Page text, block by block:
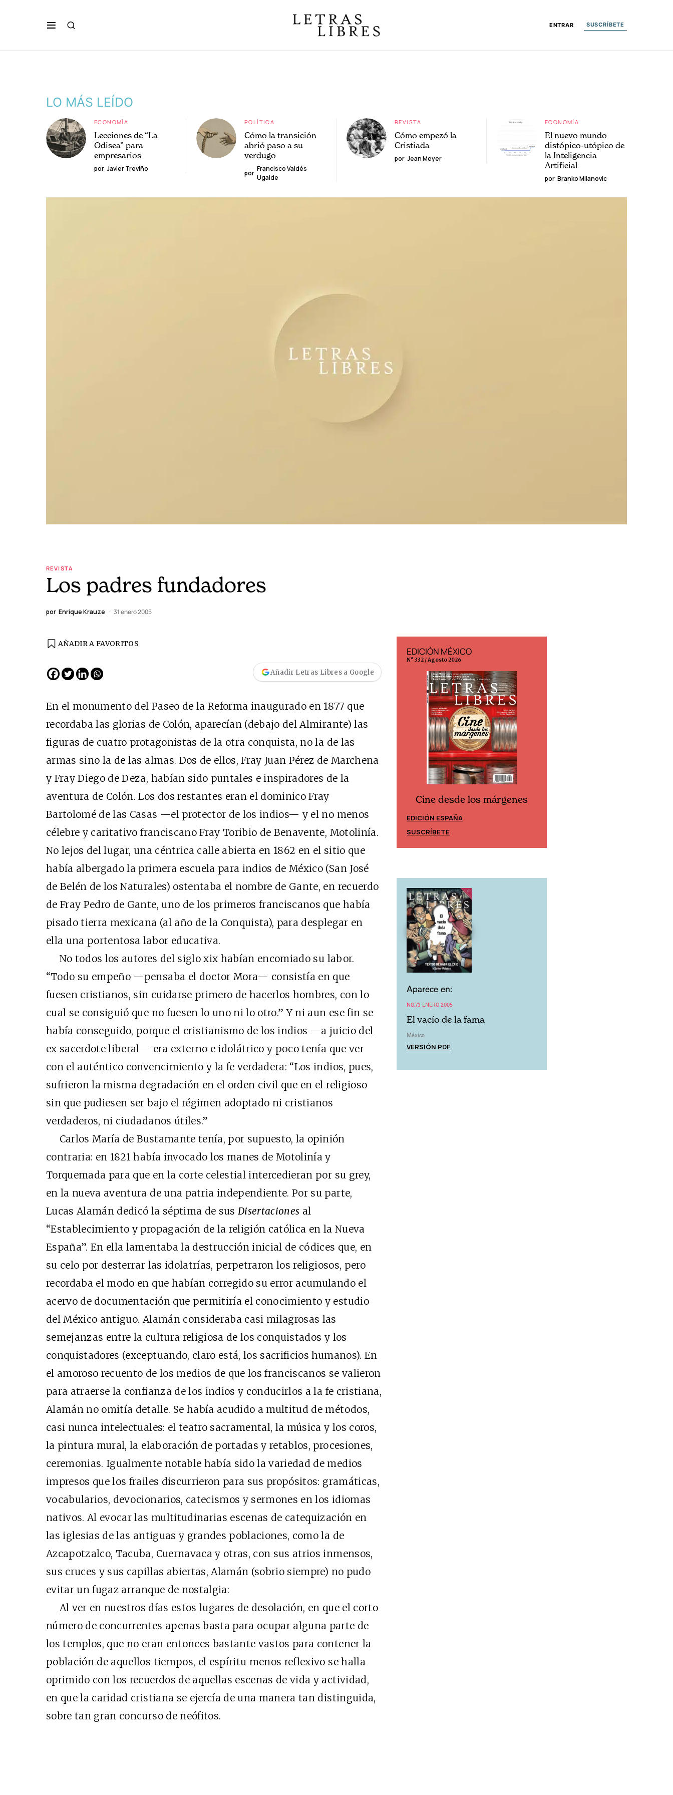
ENTRAR SUSCRÍBETE
LO MÁS LEÍDO
ECONOMÍA
Lecciones de “La
Odisea” para
empresarios
por Javier Treviño
POLÍTICA
Cómo la transición
abrió paso a su
verdugo
por
Francisco Valdés
Ugalde
REVISTA
Cómo empezó la
Cristiada
por Jean Meyer
ECONOMÍA
El nuevo mundo
distópico-utópico de
la Inteligencia
Artificial
por Branko Milanovic
REVISTA
Los padres fundadores
por Enrique Krauze 31 enero 2005
AÑADIR A FAVORITOS
Añadir Letras Libres a Google
En el monumento del Paseo de la Reforma inaugurado en 1877 que
recordaba las glorias de Colón, aparecían (debajo del Almirante) las
figuras de cuatro protagonistas de la otra conquista, no la de las
armas sino la de las almas. Dos de ellos, Fray Juan Pérez de Marchena
y Fray Diego de Deza, habían sido puntales e inspiradores de la
aventura de Colón. Los dos restantes eran el dominico Fray
Bartolomé de las Casas —el protector de los indios— y el no menos
célebre y caritativo franciscano Fray Toribio de Benavente, Motolinía.
No lejos del lugar, una céntrica calle abierta en 1862 en el sitio que
había albergado la primera escuela para indios de México (San José
de Belén de los Naturales) ostentaba el nombre de Gante, en recuerdo
de Fray Pedro de Gante, uno de los primeros franciscanos que había
pisado tierra mexicana (al año de la Conquista), para desplegar en
ella una portentosa labor educativa.
No todos los autores del siglo xix habían encomiado su labor.
“Todo su empeño —pensaba el doctor Mora— consistía en que
fuesen cristianos, sin cuidarse primero de hacerlos hombres, con lo
cual se consiguió que no fuesen lo uno ni lo otro.” Y ni aun ese fin se
había conseguido, porque el cristianismo de los indios —a juicio del
ex sacerdote liberal— era externo e idolátrico y poco tenía que ver
con el auténtico convencimiento y la fe verdadera: “Los indios, pues,
sufrieron la misma degradación en el orden civil que en el religioso
sin que pudiesen ser bajo el régimen adoptado ni cristianos
verdaderos, ni ciudadanos útiles.”
Carlos María de Bustamante tenía, por supuesto, la opinión
contraria: en 1821 había invocado los manes de Motolinía y
Torquemada para que en la corte celestial intercedieran por su grey,
en la nueva aventura de una patria independiente. Por su parte,
Lucas Alamán dedicó la séptima de sus Disertaciones al
“Establecimiento y propagación de la religión católica en la Nueva
España”. En ella lamentaba la destrucción inicial de códices que, en
su celo por desterrar las idolatrías, perpetraron los religiosos, pero
recordaba el modo en que habían corregido su error acumulando el
acervo de documentación que permitiría el conocimiento y estudio
del México antiguo. Alamán consideraba casi milagrosas las
semejanzas entre la cultura religiosa de los conquistados y los
conquistadores (exceptuando, claro está, los sacrificios humanos). En
el amoroso recuento de los medios de que los franciscanos se valieron
para atraerse la confianza de los indios y conducirlos a la fe cristiana,
Alamán no omitía detalle. Se había acudido a multitud de métodos,
casi nunca intelectuales: el teatro sacramental, la música y los coros,
la pintura mural, la elaboración de portadas y retablos, procesiones,
ceremonias. Igualmente notable había sido la variedad de medios
impresos que los frailes discurrieron para sus propósitos: gramáticas,
vocabularios, devocionarios, catecismos y sermones en los idiomas
nativos. Al evocar las multitudinarias escenas de catequización en
las iglesias de las antiguas y grandes poblaciones, como la de
Azcapotzalco, Tacuba, Cuernavaca y otras, con sus atrios inmensos,
sus cruces y sus capillas abiertas, Alamán (sobrio siempre) no pudo
evitar un fugaz arranque de nostalgia:
Al ver en nuestros días estos lugares de desolación, en que el corto
número de concurrentes apenas basta para ocupar alguna parte de
los templos, que no eran entonces bastante vastos para contener la
población de aquellos tiempos, el espíritu menos reflexivo se halla
oprimido con los recuerdos de aquellas escenas de vida y actividad,
en que la caridad cristiana se ejercía de una manera tan distinguida,
sobre tan gran concurso de neófitos.
Cine desde los márgenes
EDICIÓN MÉXICO
SUSCRÍBETE
EDICIÓN MÉXICO
N° 332 / Agosto 2026
Cine desde los márgenes
EDICIÓN ESPAÑA
SUSCRÍBETE
Aparece en:
NO.73 ENERO 2005
El vacío de la fama
México
VERSIÓN PDF